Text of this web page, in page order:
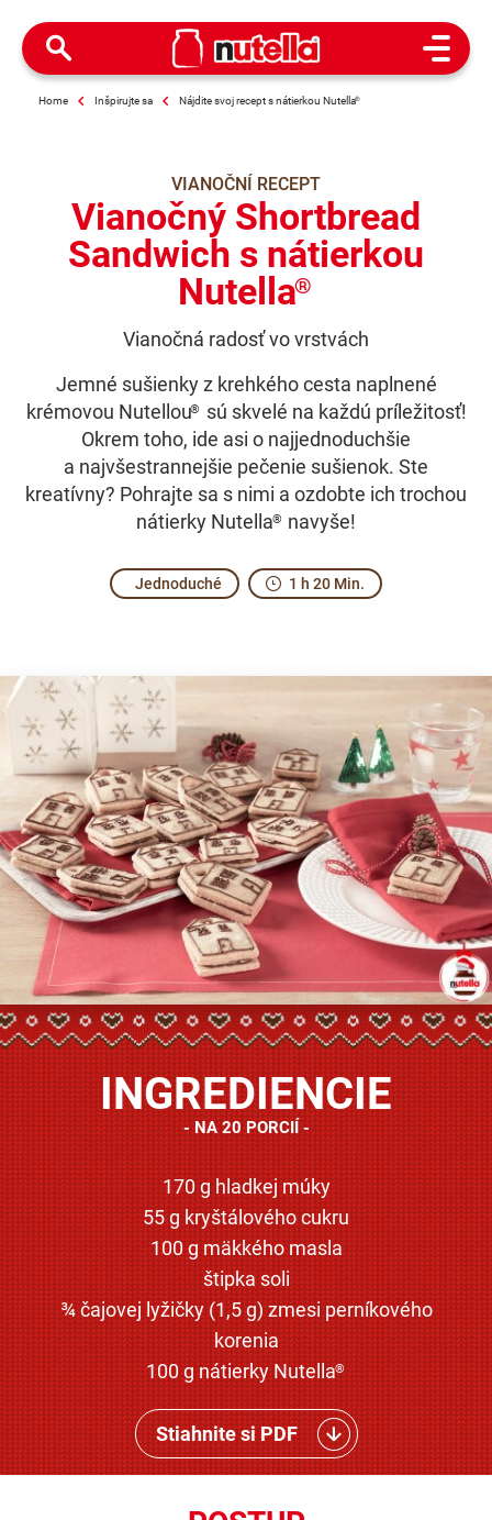
Open
Home Inšpirujte sa Nájdite svoj recept s nátierkou Nutella®
VIANOČNÍ RECEPT
Vianočný Shortbread
Sandwich s nátierkou
Nutella®
Vianočná radosť vo vrstvách
Jemné sušienky z krehkého cesta naplnené
krémovou Nutellou®
sú skvelé na každú príležitosť!
Okrem toho, ide asi o najjednoduchšie
a najvšestrannejšie pečenie sušienok. Ste
kreatívny? Pohrajte sa s nimi a ozdobte ich trochou
nátierky Nutella® navyše!
Jednoduché 1 h 20 Min.
INGREDIENCIE
NA 20 PORCIÍ
170 g hladkej múky
55 g kryštálového cukru
100 g mäkkého masla
štipka soli
¾ čajovej lyžičky (1,5 g) zmesi perníkového
korenia
100 g nátierky Nutella®
Stiahnite si PDF